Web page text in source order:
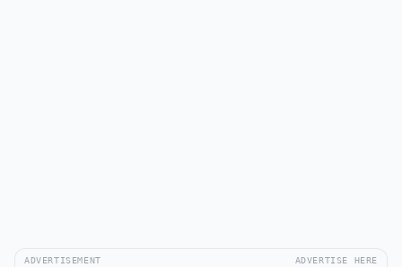
ADVERTISEMENT ADVERTISE HERE